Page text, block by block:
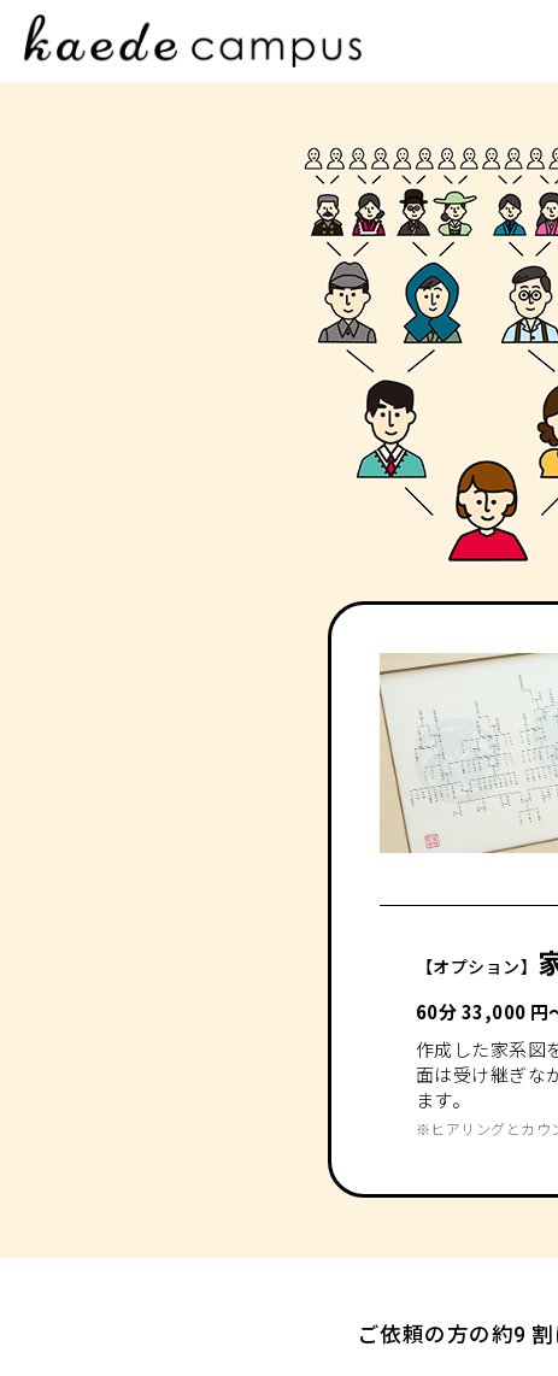
【オプション】
60分 33,000 円
作成した家系図
面は受け継ぎな
ます。
※ヒアリングとカウ
ご依頼の方の約9